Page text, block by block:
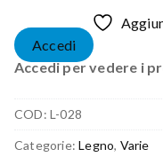
Accedi
Accedi per vedere i
COD: L-028
Categorie:Legno, Varie